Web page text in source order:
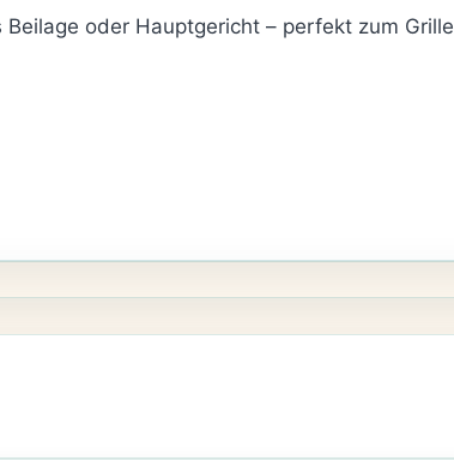
oder Hauptgericht – perfekt zum